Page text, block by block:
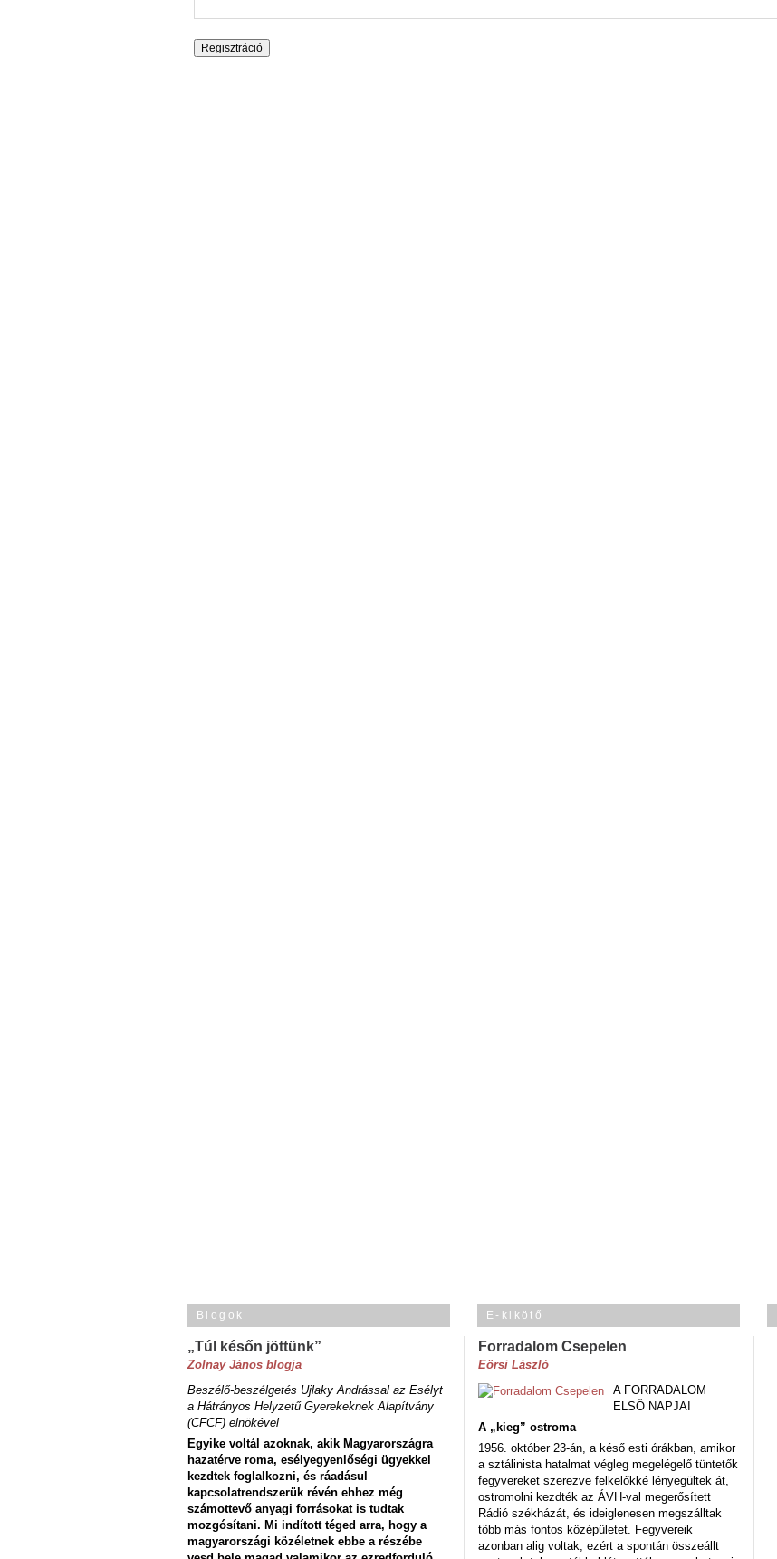
Blogok
„Túl későn jöttünk”
Zolnay János blogja
Beszélő-beszélgetés Ujlaky Andrással az Esélyt
a Hátrányos Helyzetű Gyerekeknek Alapítvány
(CFCF) elnökével
Egyike voltál azoknak, akik Magyarországra
hazatérve roma, esélyegyenlőségi ügyekkel
kezdtek foglalkozni, és ráadásul
kapcsolatrendszerük révén ehhez még
számottevő anyagi forrásokat is tudtak
mozgósítani. Mi indított téged arra, hogy a
magyarországi közéletnek ebbe a részébe
E-kikötő
Forradalom Csepelen
Eörsi László
A FORRADALOM
ELSŐ NAPJAI
A „kieg” ostroma
1956. október 23-án, a késő esti órákban, amikor
a sztálinista hatalmat végleg megelégelő tüntetők
fegyvereket szerezve felkelőkké lényegültek át,
ostromolni kezdték az ÁVH-val megerősített
Rádió székházát, és ideiglenesen megszálltak
több más fontos középületet. Fegyvereik
azonban alig voltak, ezért a spontán összeállt